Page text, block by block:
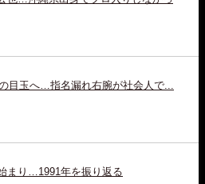
目玉へ…指名漏れ右腕が社会人で...
まり…1991年を振り返る